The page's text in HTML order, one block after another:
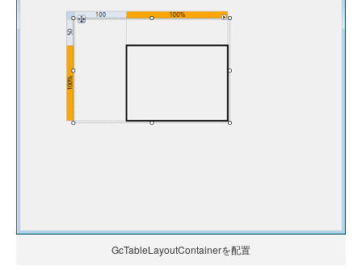
GcTableLayoutContainerを配置